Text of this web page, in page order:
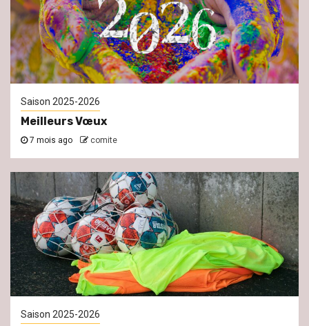
Saison 2025-2026
Meilleurs Vœux
7 mois ago comite
Saison 2025-2026